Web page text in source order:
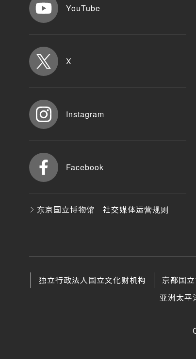
YouTube
X
Instagram
Facebook
东京国立博物馆 社交媒体运营规则
独立行政法人国立文化财机构 京都国
亚洲太平